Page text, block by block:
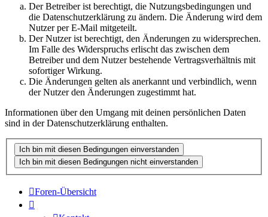
Der Betreiber ist berechtigt, die Nutzungsbedingungen und
die Datenschutzerklärung zu ändern. Die Änderung wird dem
Nutzer per E-Mail mitgeteilt.
Der Nutzer ist berechtigt, den Änderungen zu widersprechen.
Im Falle des Widerspruchs erlischt das zwischen dem
Betreiber und dem Nutzer bestehende Vertragsverhältnis mit
sofortiger Wirkung.
Die Änderungen gelten als anerkannt und verbindlich, wenn
der Nutzer den Änderungen zugestimmt hat.
Informationen über den Umgang mit deinen persönlichen Daten
sind in der Datenschutzerklärung enthalten.
Foren-Übersicht